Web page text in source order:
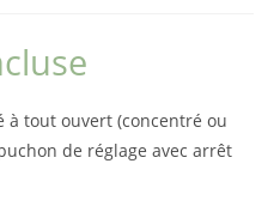
à tout ouvert (concentré ou
de réglage avec arrêt